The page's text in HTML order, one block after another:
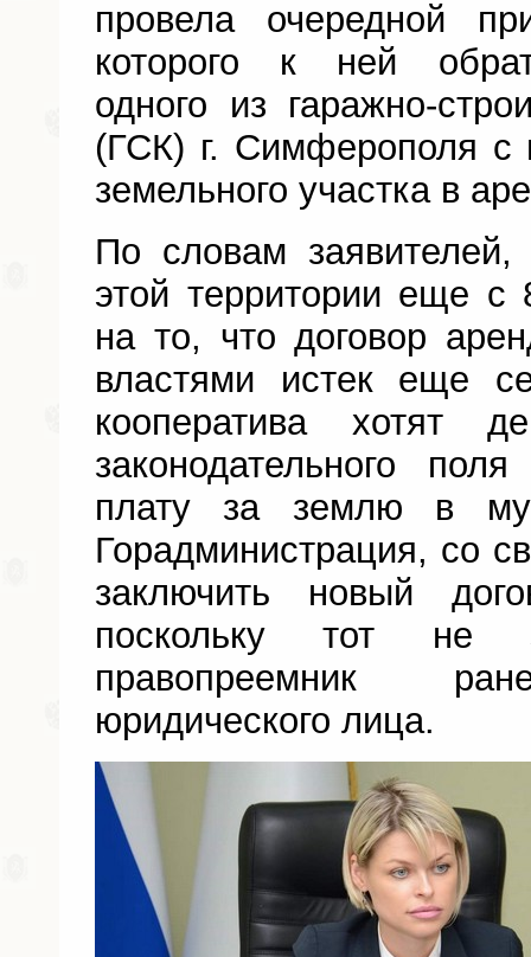
провела очередной
которого к ней
одного из гаражно-
(ГСК) г. Симферополя с
земельного участка в
По словам заявителей,
этой территории еще с
на то, что договор
властями истек еще
кооператива хотят
законодательного
плату за землю в
Горадминистрация, со
заключить новый
поскольку тот не
правопреемник
юридического лица.